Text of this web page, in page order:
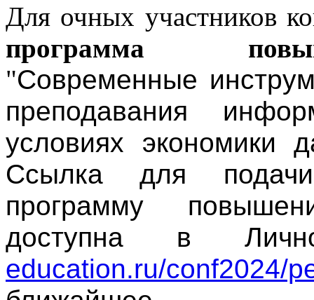
Для очных участников
программа
"Современные
преподавания
условиях экономики
Ссылка для
программу
доступна в
education.ru/conf2024/